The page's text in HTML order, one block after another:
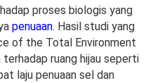
proses biologis yang
penuaan. Hasil studi yang
of the Total Environment
ruang hijau seperti
laju penuaan sel dan